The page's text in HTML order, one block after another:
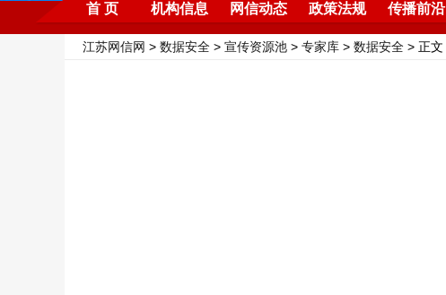
首 页 机构信息 网信动态 政策法规 传播前沿
江苏网信网 > 数据安全 > 宣传资源池 > 专家库 > 数据安全 > 正文